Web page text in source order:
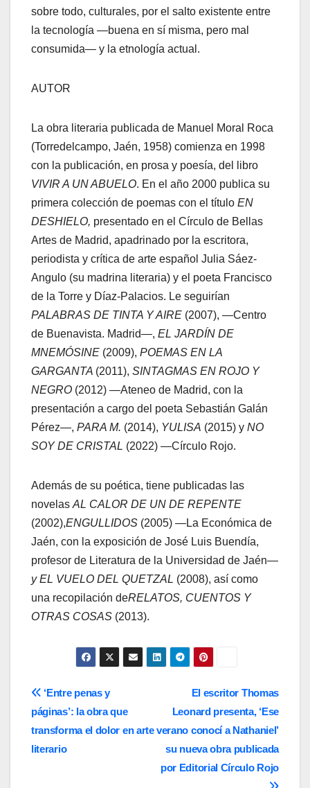
sobre todo, culturales, por el salto existente entre
la tecnología —buena en sí misma, pero mal
consumida— y la etnología actual.
AUTOR
La obra literaria publicada de Manuel Moral Roca
(Torredelcampo, Jaén, 1958) comienza en 1998
con la publicación, en prosa y poesía, del libro
VIVIR A UN ABUELO. En el año 2000 publica su
primera colección de poemas con el título EN
DESHIELO, presentado en el Círculo de Bellas
Artes de Madrid, apadrinado por la escritora,
periodista y crítica de arte español Julia Sáez-
Angulo (su madrina literaria) y el poeta Francisco
de la Torre y Díaz-Palacios. Le seguirían
PALABRAS DE TINTA Y AIRE (2007), —Centro
de Buenavista. Madrid—, EL JARDÍN DE
MNEMÓSINE (2009), POEMAS EN LA
GARGANTA (2011), SINTAGMAS EN ROJO Y
NEGRO (2012) —Ateneo de Madrid, con la
presentación a cargo del poeta Sebastián Galán
Pérez—, PARA M. (2014), YULISA (2015) y NO
SOY DE CRISTAL (2022) —Círculo Rojo.
Además de su poética, tiene publicadas las
novelasAL CALOR DE UN DE REPENTE
(2002),ENGULLIDOS (2005) —La Económica de
Jaén, con la exposición de José Luis Buendía,
profesor de Literatura de la Universidad de Jaén—
y EL VUELO DEL QUETZAL (2008), así como
una recopilación deRELATOS, CUENTOS Y
OTRAS COSAS (2013).
Navegación
de
entradas
El escritor Thomas
Leonard presenta, ‘Ese
verano conocí a Nathaniel’
su nueva obra publicada
por Editorial Círculo Rojo
‘Entre penas y
páginas’: la obra que
transforma el dolor en arte
literario